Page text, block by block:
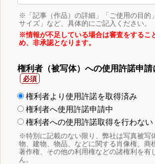
※「記事（作品）の詳細」「ご使用の目的
サイズ」など、具体的にご記入ください。
※情報が不足している場合は審査をするこ
め、非承認となります。
権利者（被写体）への使用許諾申請
権利者より使用許諾を取得済み
権利者へ使用許諾申請中
権利者への使用許諾取得を行わない
※特別に記載のない限り、弊社は写真被写
物、建物、物品、などに関する肖像権、商
著作権、その他の利用権などの諸権利を有
ん。